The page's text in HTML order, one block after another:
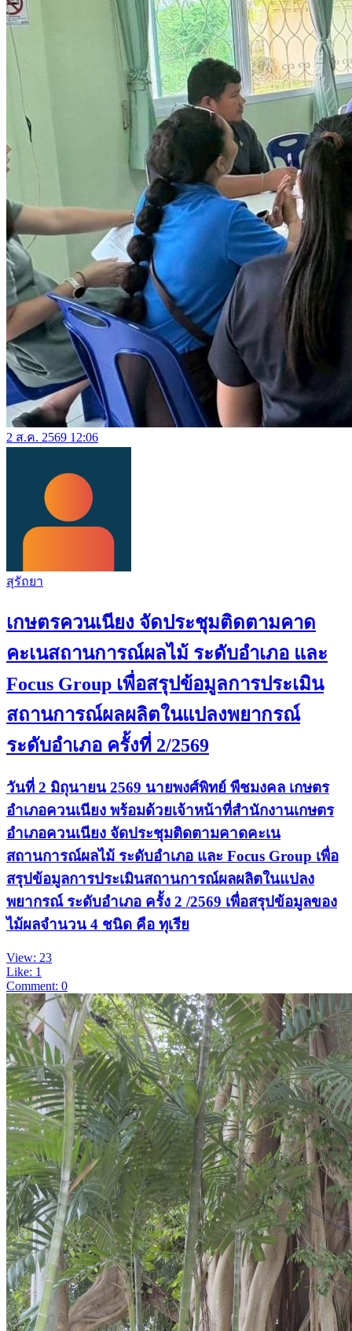
2 ส.ค. 2569 12:06
สุรัถยา
เกษตรควนเนียง จัดประชุมติดตามคาด
คะเนสถานการณ์ผลไม้ ระดับอำเภอ และ
Focus Group เพื่อสรุปข้อมูลการประเมิน
สถานการณ์ผลผลิตในแปลงพยากรณ์
ระดับอำเภอ ครั้งที่ 2/2569
วันที่ 2 มิถุนายน 2569 นายพงศ์พิทย์ พืชมงคล เกษตร
อำเภอควนเนียง พร้อมด้วยเจ้าหน้าที่สำนักงานเกษตร
อำเภอควนเนียง จัดประชุมติดตามคาดคะเน
สถานการณ์ผลไม้ ระดับอำเภอ และ Focus Group เพื่อ
สรุปข้อมูลการประเมินสถานการณ์ผลผลิตในแปลง
พยากรณ์ ระดับอำเภอ ครั้ง 2 /2569 เพื่อสรุปข้อมูลของ
ไม้ผลจำนวน 4 ชนิด คือ ทุเรีย
View: 23
Like: 1
Comment: 0